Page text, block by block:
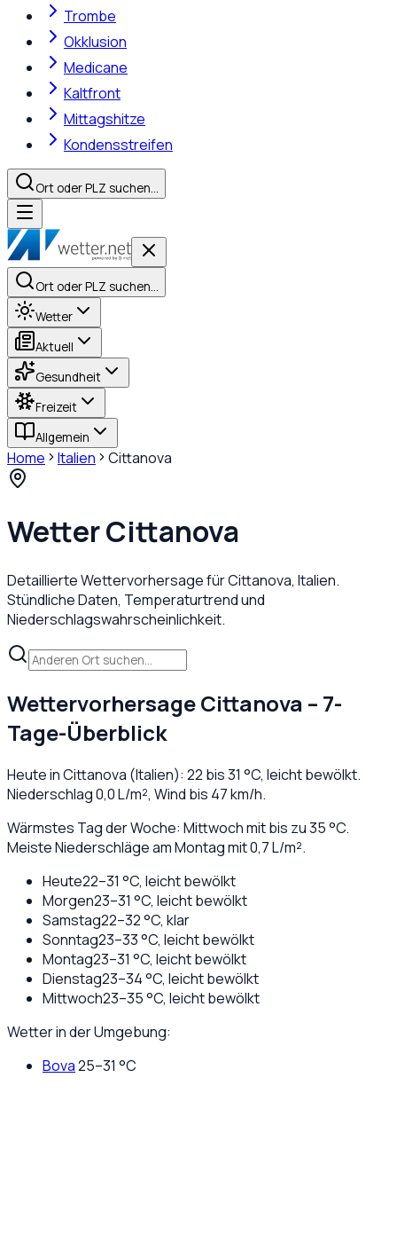
Trombe
Okklusion
Medicane
Kaltfront
Mittagshitze
Kondensstreifen
Ort oder PLZ suchen…
Ort oder PLZ suchen…
Wetter
Aktuell
Gesundheit
Freizeit
Allgemein
Home Italien Cittanova
WetterCittanova
Detaillierte Wettervorhersage fürCittanova, Italien.
Stündliche Daten, Temperaturtrend und
Niederschlagswahrscheinlichkeit.
WettervorhersageCittanova – 7-
Tage-Überblick
Heute inCittanova (Italien): 22 bis31 °C, leicht bewölkt.
Niederschlag0,0L/m², Wind bis 47km/h.
Wärmstes Tag der Woche: Mittwoch mit bis zu 35 °C.
Meiste Niederschläge am Montag mit 0,7 L/m².
Heute22–31 °C, leicht bewölkt
Morgen23–31 °C, leicht bewölkt
Samstag22–32°C, klar
Sonntag23–33°C, leicht bewölkt
Montag23–31 °C, leicht bewölkt
Dienstag23–34°C, leicht bewölkt
Mittwoch23–35°C, leicht bewölkt
Wetter in der Umgebung:
Bova25–31 °C